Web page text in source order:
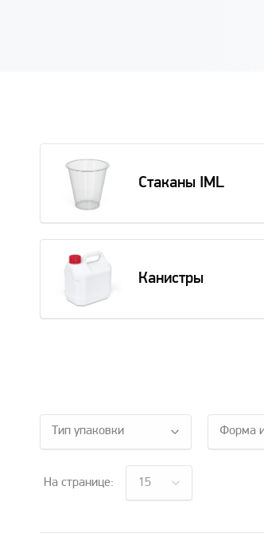
Стаканы IML
Канистры
Тип упаковки Форма
На странице: 15